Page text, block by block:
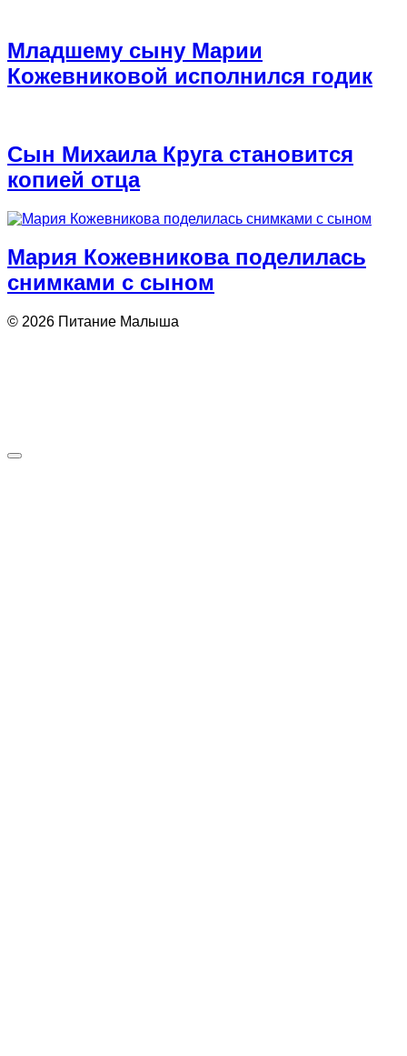
Младшему сыну Марии
Кожевниковой исполнился годик
Сын Михаила Круга становится
копией отца
Мария Кожевникова поделилась
снимками с сыном
© 2026 Питание Малыша